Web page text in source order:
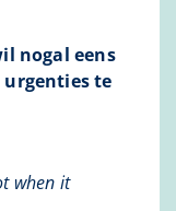
nogal eens
te
when it